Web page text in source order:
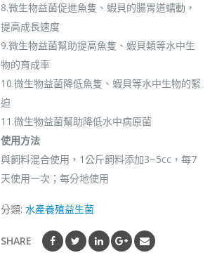
8.微生物益菌促進魚隻、蝦貝的腸胃道蠕動，
提高成長速度
9.微生物益菌幫助提高魚隻、蝦貝類等水中生
物的育成率
10.微生物益菌降低魚隻、蝦貝等水中生物的緊
迫
11.微生物益菌幫助降低水中病原菌
使用方法
與飼料混合使用，1公斤飼料添加3~5cc，每7
天使用一次；每分地使用
分類: 水產養殖益生菌
SHARE